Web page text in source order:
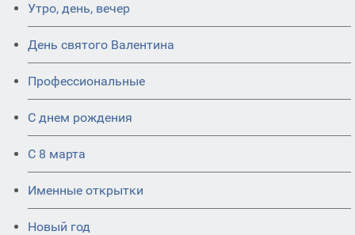
Утро, день, вечер
День святого Валентина
Профессиональные
С днем рождения
С 8 марта
Именные открытки
Новый год